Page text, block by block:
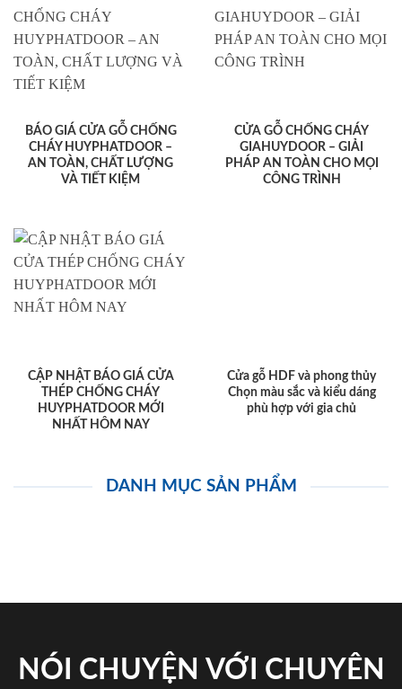
BÁO GIÁ CỬA GỖ CHỐNG
CHÁY HUYPHATDOOR –
AN TOÀN, CHẤT LƯỢNG
VÀ TIẾT KIỆM
CỬA GỖ CHỐNG CHÁY
GIAHUYDOOR – GIẢI
PHÁP AN TOÀN CHO MỌI
CÔNG TRÌNH
CẬP NHẬT BÁO GIÁ CỬA
THÉP CHỐNG CHÁY
HUYPHATDOOR MỚI
NHẤT HÔM NAY
Cửa gỗ HDF và phong thủy
Chọn màu sắc và kiểu dáng
phù hợp với gia chủ
DANH MỤC SẢN PHẨM
NÓI CHUYỆN VỚI CHUYÊN